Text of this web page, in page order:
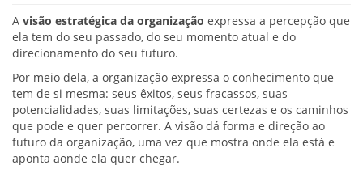
A visão estratégica da organização expressa a percepção que
ela tem do seu passado, do seu momento atual e do
direcionamento do seu futuro.
Por meio dela, a organização expressa o conhecimento que
tem de si mesma: seus êxitos, seus fracassos, suas
potencialidades, suas limitações, suas certezas e os caminhos
que pode e quer percorrer. A visão dá forma e direção ao
futuro da organização, uma vez que mostra onde ela está e
aponta aonde ela quer chegar.